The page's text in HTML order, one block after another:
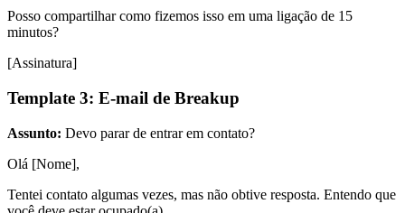
Posso compartilhar como fizemos isso em uma ligação de 15
minutos?
[Assinatura]
Template 3: E-mail de Breakup
Assunto: Devo parar de entrar em contato?
Olá [Nome],
Tentei contato algumas vezes, mas não obtive resposta. Entendo que